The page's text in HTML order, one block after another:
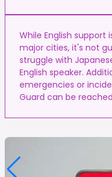
While English support
major cities, it's not
struggle with
English speaker.
emergencies or
Guard can be reached